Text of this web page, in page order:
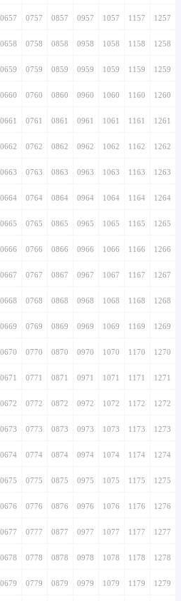
0657 0757 0857 0957 1057 1157 1257
0658 0758 0858 0958 1058 1158 1258
0659 0759 0859 0959 1059 1159 1259
0660 0760 0860 0960 1060 1160 1260
0661 0761 0861 0961 1061 1161 1261
0662 0762 0862 0962 1062 1162 1262
0663 0763 0863 0963 1063 1163 1263
0664 0764 0864 0964 1064 1164 1264
0665 0765 0865 0965 1065 1165 1265
0666 0766 0866 0966 1066 1166 1266
0667 0767 0867 0967 1067 1167 1267
0668 0768 0868 0968 1068 1168 1268
0669 0769 0869 0969 1069 1169 1269
0670 0770 0870 0970 1070 1170 1270
0671 0771 0871 0971 1071 1171 1271
0672 0772 0872 0972 1072 1172 1272
0673 0773 0873 0973 1073 1173 1273
0674 0774 0874 0974 1074 1174 1274
0675 0775 0875 0975 1075 1175 1275
0676 0776 0876 0976 1076 1176 1276
0677 0777 0877 0977 1077 1177 1277
0678 0778 0878 0978 1078 1178 1278
0679 0779 0879 0979 1079 1179 1279